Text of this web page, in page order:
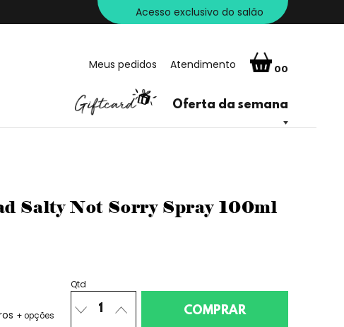
Acesso exclusivo do salão
Meus pedidos Atendimento 00
Oferta da semana
Salty Not Sorry Spray 100ml
+ opções
Qtd